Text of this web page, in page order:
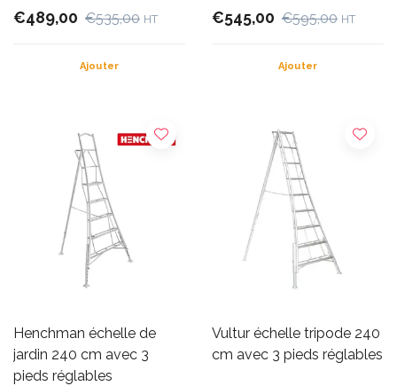
€489,00 €535,00 HT
Ajouter
€545,00 €595,00 HT
Ajouter
Henchman échelle de
jardin 240 cm avec 3
pieds réglables
Vultur échelle tripode 240
cm avec 3 pieds réglables